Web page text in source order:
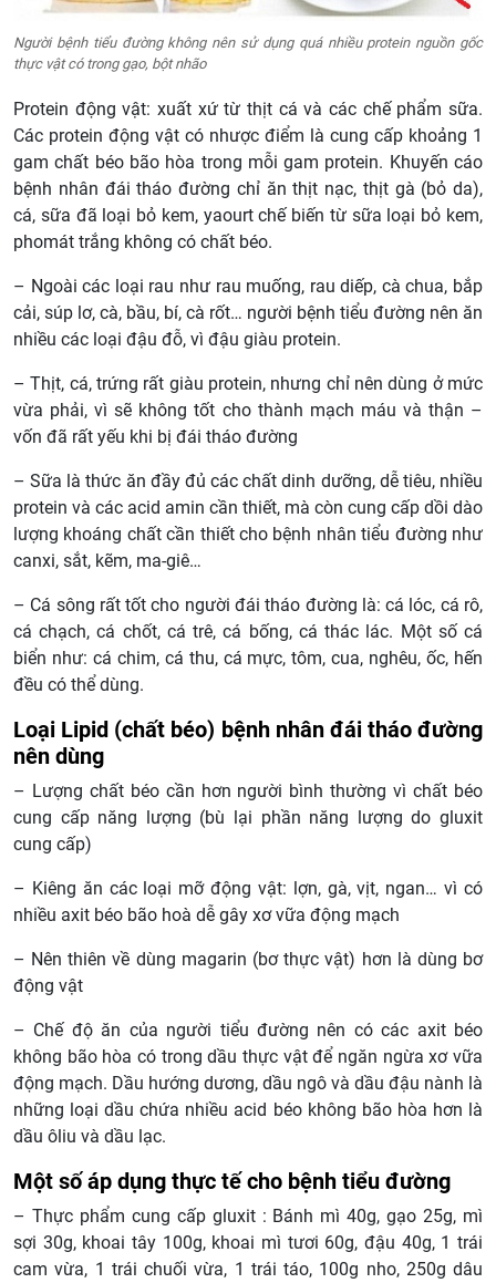
Người bệnh tiểu đường không nên sử dụng quá nhiều protein nguồn gốc
thực vật có trong gạo, bột nhão
Protein động vật: xuất xứ từ thịt cá và các chế phẩm sữa.
Các protein động vật có nhược điểm là cung cấp khoảng 1
gam chất béo bão hòa trong mỗi gam protein. Khuyến cáo
bệnh nhân đái tháo đường chỉ ăn thịt nạc, thịt gà (bỏ da),
cá, sữa đã loại bỏ kem, yaourt chế biến từ sữa loại bỏ kem,
phomát trắng không có chất béo.
– Ngoài các loại rau như rau muống, rau diếp, cà chua, bắp
cải, súp lơ, cà, bầu, bí, cà rốt… người bệnh tiểu đường nên ăn
nhiều các loại đậu đỗ, vì đậu giàu protein.
– Thịt, cá, trứng rất giàu protein, nhưng chỉ nên dùng ở mức
vừa phải, vì sẽ không tốt cho thành mạch máu và thận –
vốn đã rất yếu khi bị đái tháo đường
– Sữa là thức ăn đầy đủ các chất dinh dưỡng, dễ tiêu, nhiều
protein và các acid amin cần thiết, mà còn cung cấp dồi dào
lượng khoáng chất cần thiết cho bệnh nhân tiểu đường như
canxi, sắt, kẽm, ma-giê…
– Cá sông rất tốt cho người đái tháo đường là: cá lóc, cá rô,
cá chạch, cá chốt, cá trê, cá bống, cá thác lác. Một số cá
biển như: cá chim, cá thu, cá mực, tôm, cua, nghêu, ốc, hến
đều có thể dùng.
Loại Lipid (chất béo) bệnh nhân đái tháo đường
nên dùng
– Lượng chất béo cần hơn người bình thường vì chất béo
cung cấp năng lượng (bù lại phần năng lượng do gluxit
cung cấp)
– Kiêng ăn các loại mỡ động vật: lợn, gà, vịt, ngan… vì có
nhiều axit béo bão hoà dễ gây xơ vữa động mạch
– Nên thiên về dùng magarin (bơ thực vật) hơn là dùng bơ
động vật
– Chế độ ăn của người tiểu đường nên có các axit béo
không bão hòa có trong dầu thực vật để ngăn ngừa xơ vữa
động mạch. Dầu hướng dương, dầu ngô và dầu đậu nành là
những loại dầu chứa nhiều acid béo không bão hòa hơn là
dầu ôliu và dầu lạc.
Một số áp dụng thực tế cho bệnh tiểu đường
– Thực phẩm cung cấp gluxit : Bánh mì 40g, gạo 25g, mì
sợi 30g, khoai tây 100g, khoai mì tươi 60g, đậu 40g, 1 trái
cam vừa, 1 trái chuối vừa, 1 trái táo, 100g nho, 250g dâu